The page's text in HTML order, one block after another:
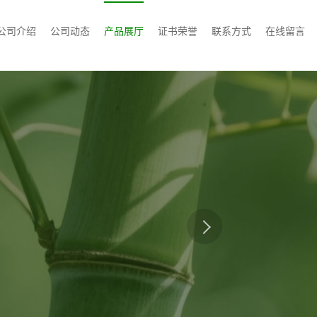
司介绍 公司动态 产品展厅 证书荣誉 联系方式 在线留言